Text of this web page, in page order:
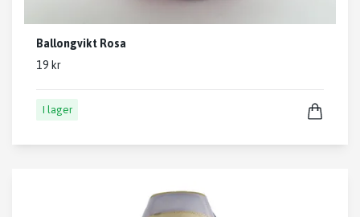
Ballongvikt Rosa
19 kr
I lager